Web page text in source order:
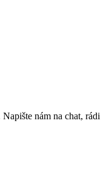
nám na chat, rádi